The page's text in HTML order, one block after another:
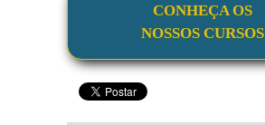
CONHEÇA OS
NOSSOS CURSOS